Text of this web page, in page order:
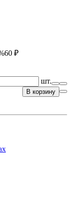
60 ₽
шт.
В корзину